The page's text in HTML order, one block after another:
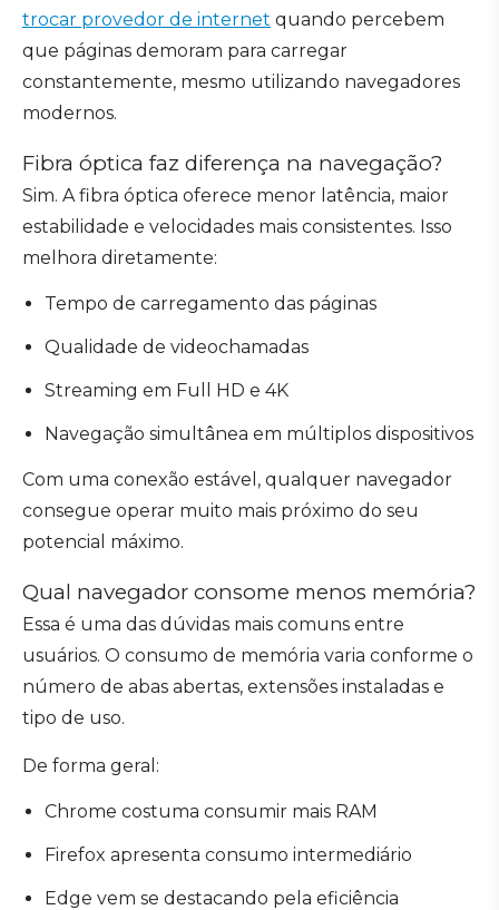
trocar provedor de internet quando percebem
que páginas demoram para carregar
constantemente, mesmo utilizando navegadores
modernos.
Fibra óptica faz diferença na navegação?
Sim. A fibra óptica oferece menor latência, maior
estabilidade e velocidades mais consistentes. Isso
melhora diretamente:
Tempo de carregamento das páginas
Qualidade de videochamadas
Streaming em Full HD e 4K
Navegação simultânea em múltiplos dispositivos
Com uma conexão estável, qualquer navegador
consegue operar muito mais próximo do seu
potencial máximo.
Qual navegador consome menos memória?
Essa é uma das dúvidas mais comuns entre
usuários. O consumo de memória varia conforme o
número de abas abertas, extensões instaladas e
tipo de uso.
De forma geral:
Chrome costuma consumir mais RAM
Firefox apresenta consumo intermediário
Edge vem se destacando pela eficiência